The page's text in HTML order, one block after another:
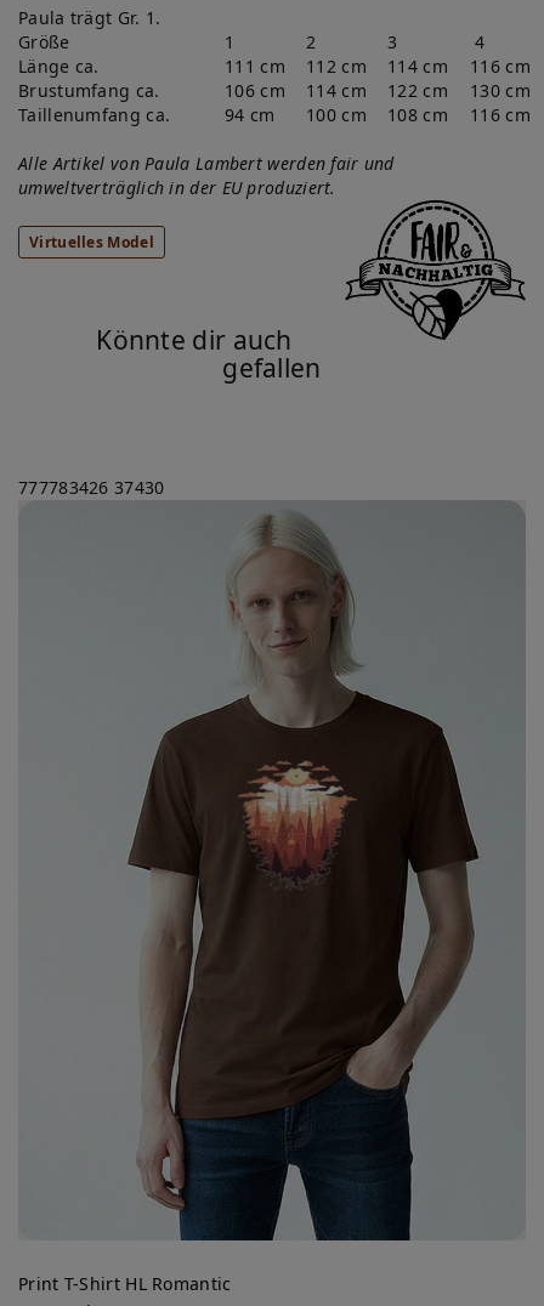
Paula trägt Gr. 1.
Größe
1 2 3
4
Länge ca.
111 cm 112 cm 114 cm
116 cm
Brustumfang ca.
106 cm 114 cm 122 cm
130 cm
Taillenumfang ca.
94 cm 100 cm 108 cm 116 cm
Alle Artikel von Paula Lambert werden fair und
umweltverträglich in der EU produziert.
Virtuelles Model
Könnte dir auch
gefallen
777783426 37430
Print T-Shirt HL Romantic